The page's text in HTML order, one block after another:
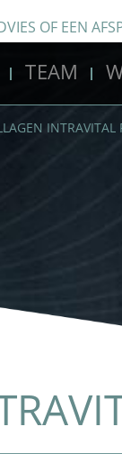
OF EEN
TEAM
INTRAVITAL